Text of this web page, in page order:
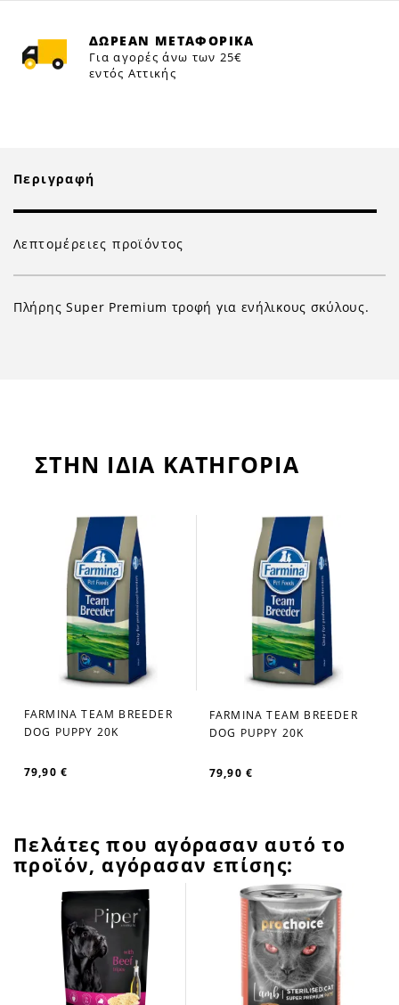
ΔΩΡΕΑΝ ΜΕΤΑΦΟΡΙΚΑ
Για αγορές άνω των 25€
εντός Αττικής
Περιγραφή
Λεπτομέρειες προϊόντος
Πλήρης Super Premium τροφή για ενήλικους σκύλους.
ΣΤΗΝ ΙΔΙΑ ΚΑΤΗΓΟΡΙΑ
favorite_border
FARMINA TEAM BREEDER
DOG PUPPY 20K
79,90 €
favorite_border
FARMINA TEAM BREEDER
DOG PUPPY 20K
79,90 €
Πελάτες που αγόρασαν αυτό το
προϊόν, αγόρασαν επίσης: